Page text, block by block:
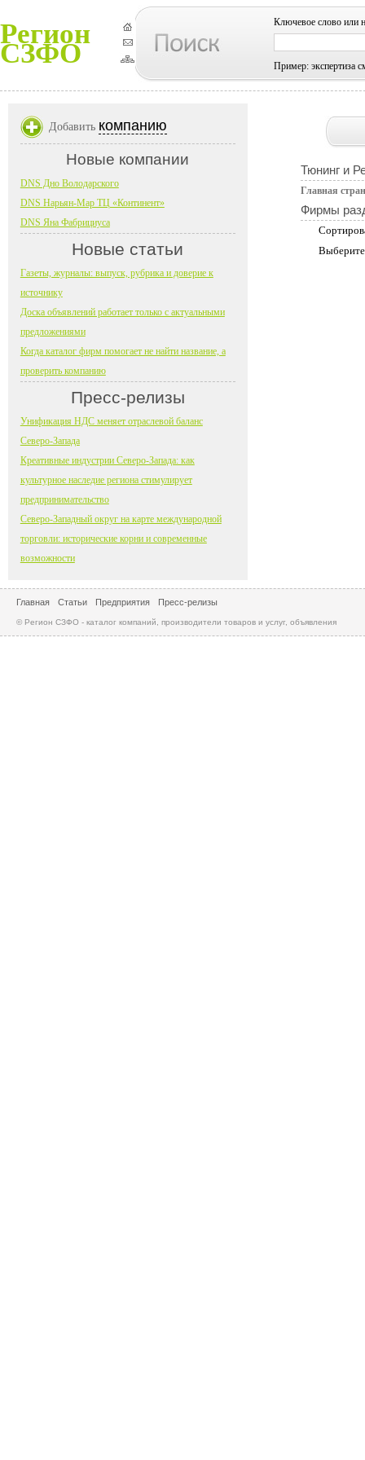
Регион
СЗФО
Ключевое слово или
Пример: экспертиза
Тюнинг и
Главная
Фирмы
Добавить компанию
Новые компании
DNS Дно Володарского
DNS Нарьян-Мар ТЦ «Континент»
DNS Яна Фабрициуса
Новые статьи
Газеты, журналы: выпуск, рубрика и доверие к
источнику
Доска объявлений работает только с актуальными
предложениями
Когда каталог фирм помогает не найти название, а
проверить компанию
Пресс-релизы
Унификация НДС меняет отраслевой баланс
Северо-Запада
Креативные индустрии Северо-Запада: как
культурное наследие региона стимулирует
предпринимательство
Северо-Западный округ на карте международной
торговли: исторические корни и современные
возможности
Главная Статьи Предприятия Пресс-релизы
© Регион СЗФО - каталог компаний, производители товаров и услуг, объявления